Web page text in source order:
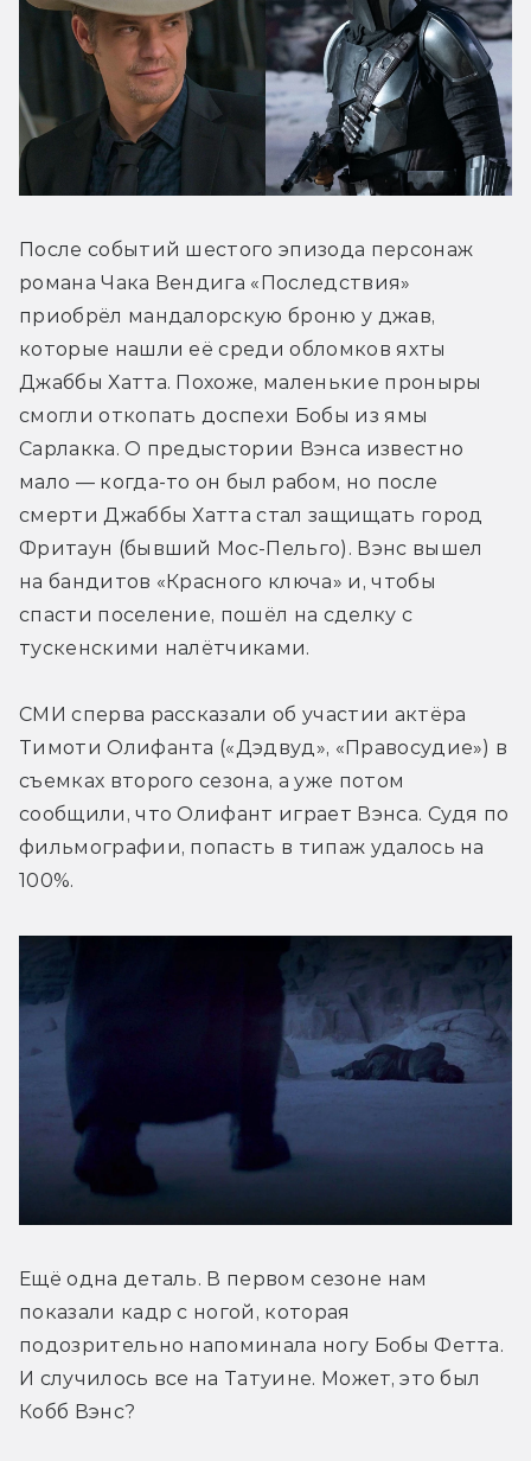
После событий шестого эпизода персонаж
романа Чака Вендига «Последствия»
приобрёл мандалорскую броню у джав,
которые нашли её среди обломков яхты
Джаббы Хатта. Похоже, маленькие проныры
смогли откопать доспехи Бобы из ямы
Сарлакка. О предыстории Вэнса известно
мало — когда-то он был рабом, но после
смерти Джаббы Хатта стал защищать город
Фритаун (бывший Мос-Пельго). Вэнс вышел
на бандитов «Красного ключа» и, чтобы
спасти поселение, пошёл на сделку с
тускенскими налётчиками.
СМИ сперва рассказали об участии актёра
Тимоти Олифанта («Дэдвуд», «Правосудие») в
съемках второго сезона, а уже потом
сообщили, что Олифант играет Вэнса. Судя по
фильмографии, попасть в типаж удалось на
100%.
Ещё одна деталь. В первом сезоне нам
показали кадр с ногой, которая
подозрительно напоминала ногу Бобы Фетта.
И случилось все на Татуине. Может, это был
Кобб Вэнс?